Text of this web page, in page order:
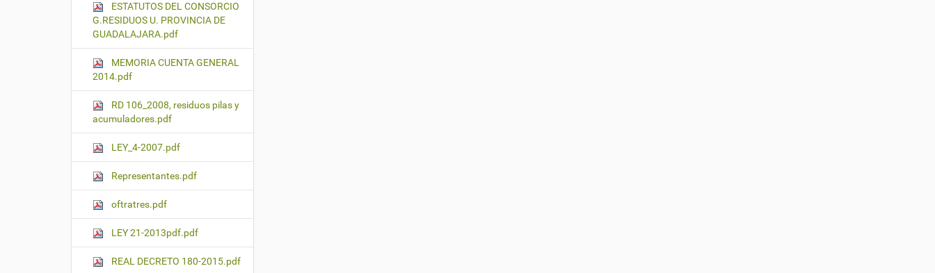
ESTATUTOS DEL CONSORCIO
G.RESIDUOS U. PROVINCIA DE
GUADALAJARA.pdf
MEMORIA CUENTA GENERAL
2014.pdf
RD 106_2008, residuos pilas y
acumuladores.pdf
LEY_4-2007.pdf
Representantes.pdf
oftratres.pdf
LEY 21-2013pdf.pdf
REAL DECRETO 180-2015.pdf